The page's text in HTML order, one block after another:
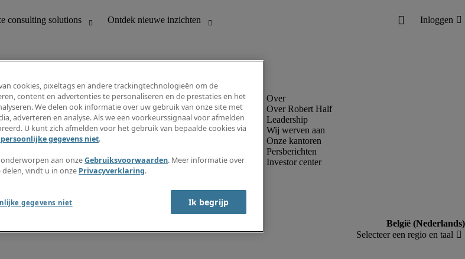
Ontdek nieuwe inzichten
Jobomschrijvingen
Salarisgids
Timesheets
Maak een jobalert aan
Informatiecentrum
Over Robert Half
Leadership
Wij werven aan
Onze kantoren
Persberichten
Investor center
cookies, pixeltags en andere trackingtechnologieën om de
content en advertenties te personaliseren en de prestaties en het
We delen ook informatie over uw gebruik van onze site met
adverteren en analyse. Als we een voorkeurssignaal voor afmelden
U kunt zich afmelden voor het gebruik van bepaalde cookies via
gegevens niet.
aan onzeGebruiksvoorwaarden. Meer informatie over
vindt u in onze Privacyverklaring.
gegevens niet Ik begrijp